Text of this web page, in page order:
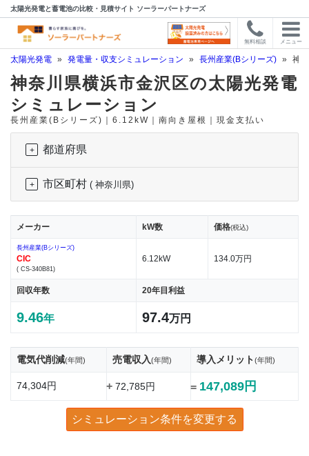
太陽光発電と蓄電池の比較・見積サイト ソーラーパートナーズ
無料相談 メニュー
太陽光発電 » 発電量・収支シミュレーション » 長州産業(Bシリーズ) » 神
神奈川県横浜市金沢区の太陽光発電
シミュレーション
長州産業(Bシリーズ)｜6.12kW｜南向き屋根｜現金支払い
都道府県
市区町村 ( 神奈川県)
メーカー kW数 価格(税込)
長州産業(Bシリーズ)
CIC
( CS-340B81)
6.12kW 134.0万円
回収年数 20年目利益
9.46年 97.4万円
電気代削減(年間) 売電収入(年間) 導入メリット(年間)
74,304円 +72,785円 = 147,089円
シミュレーション条件を変更する